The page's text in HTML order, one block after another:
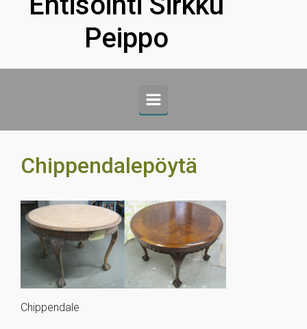
Peippo
Chippendalepöytä
Chippendale